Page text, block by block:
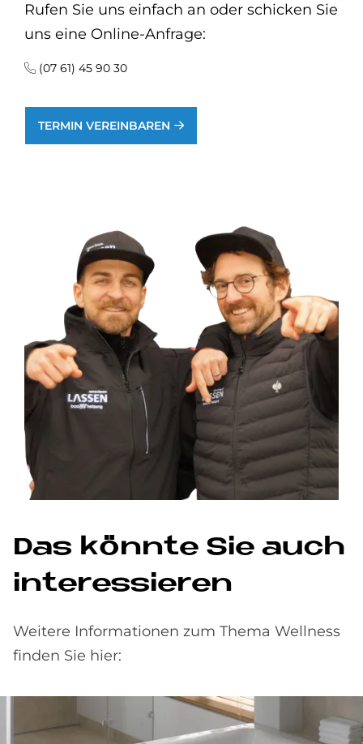
Rufen Sie uns einfach an oder schicken Sie
uns eine Online-Anfrage:
(07 61) 45 90 30
TERMIN VEREINBAREN
Das könnte Sie auch
interessieren
Weitere Informationen zum Thema Wellness
finden Sie hier: